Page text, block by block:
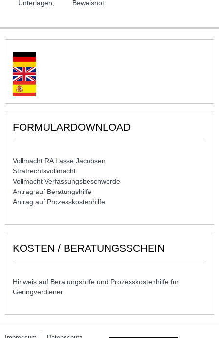
Unterlagen
Beweisnot
FORMULARDOWNLOAD
Vollmacht RA Lasse Jacobsen
Strafrechtsvollmacht
Vollmacht Verfassungsbeschwerde
Antrag auf Beratungshilfe
Antrag auf Prozesskostenhilfe
KOSTEN / BERATUNGSSCHEIN
Hinweis auf Beratungshilfe und Prozesskostenhilfe für
Geringverdiener